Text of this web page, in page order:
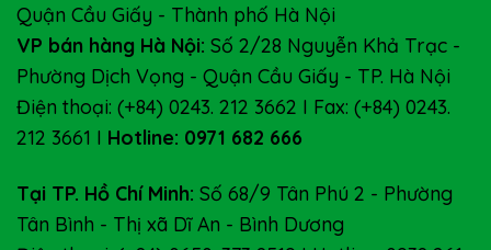
Quận Cầu Giấy - Thành phố Hà Nội
VP bán hàng Hà Nội: Số 2/28 Nguyễn Khả Trạc -
Phường Dịch Vọng - Quận Cầu Giấy - TP. Hà Nội
Điện thoại: (+84) 0243. 212 3662 I Fax: (+84) 0243.
212 3661 I Hotline: 0971 682 666
Tại TP. Hồ Chí Minh: Số 68/9 Tân Phú 2 - Phường
Tân Bình - Thị xã Dĩ An - Bình Dương